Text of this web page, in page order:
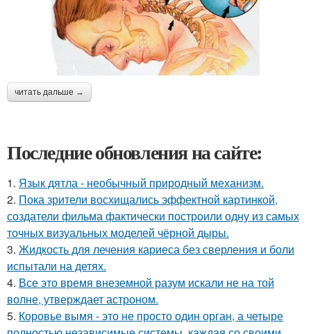
читать дальше →
Последние обновления на сайте:
1. Язык дятла - необычный природный механизм.
2. Пока зрители восхищались эффектной картинкой,
создатели фильма фактически построили одну из самых
точных визуальных моделей чёрной дыры.
3. Жидкость для лечения кариеса без сверления и боли
испытали на детях.
4. Все это время внеземной разум искали не на той
волне, утверждает астроном.
5. Коровье вымя - это не просто один орган, а четыре